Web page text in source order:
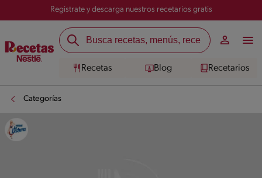
Registrate y descarga nuestros recetarios gratis
Recetas Blog Recetarios
Categorías